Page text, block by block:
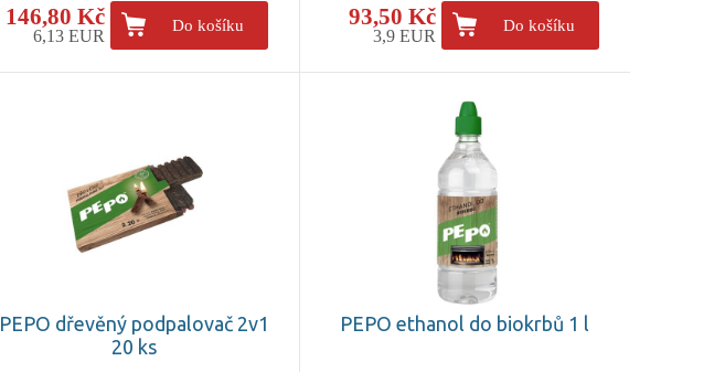
146,80 Kč
6,13 EUR
Do košíku 93,50 Kč
3,9 EUR
Do košíku
PEPO dřevěný podpalovač 2v1
20 ks
PEPO ethanol do biokrbů 1 l